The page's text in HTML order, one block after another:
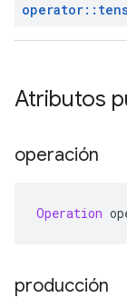
operator::
Atributos
operación
Operation
producción